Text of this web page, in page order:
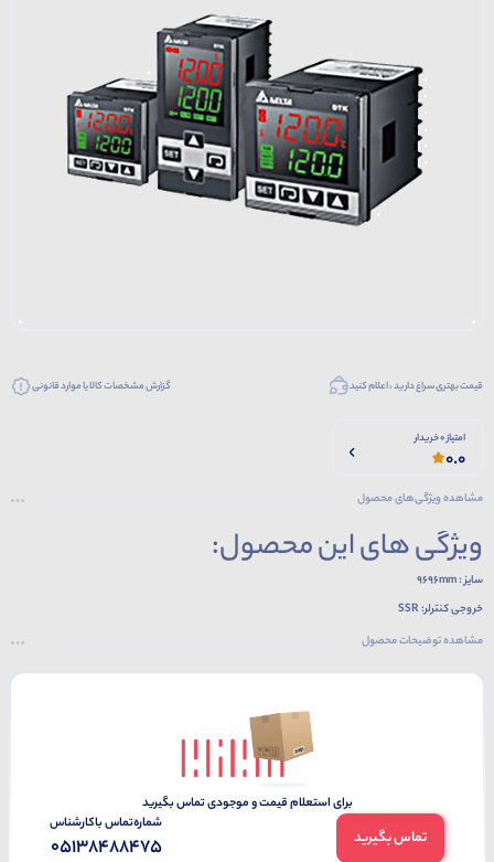
قیمت بهتری سراغ دارید ، اعلام کنید گزارش مشخصات کالا یا موارد قانونی
امتیاز 0 خریدار
0.0
مشاهده ویژگی‌های محصول
ویژگی های این محصول:
سایز : 9696mm
خروجی کنترلر: SSR
دارای پورت RS-485
مشاهده توضیحات محصول
برای استعلام قیمت و موجودی تماس بگیرید
تماس بگیرید
شماره‌تماس‌ با‌کارشناس
05138488475